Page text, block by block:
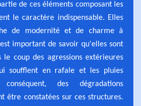
de ces éléments composant les
le caractère indispensable. Elles
de modernité et de charme à
important de savoir qu'elles sont
le coup des agressions extérieures
soufflent en rafale et les pluies
des dégradations
être constatées sur ces structures.